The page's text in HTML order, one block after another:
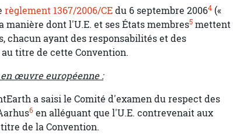
règlement 1367/2006/CEdu 6 septembre 20064 («
dont l'U.E. et ses États membres5 mettent
chacun ayant des responsabilités et des
titre de cette Convention.
œuvre européenne :
a saisi le Comité d'examen du respect des
6 en alléguant que l'U.E. contrevenait aux
de la Convention.